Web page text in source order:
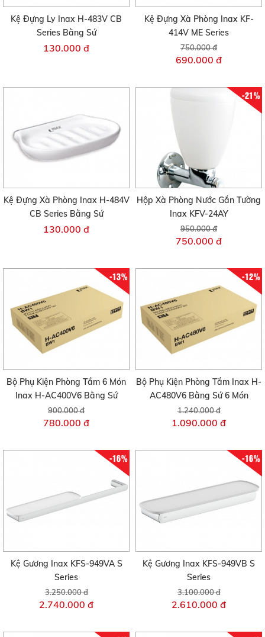
Kệ Đựng Ly Inax H-483V CB
Series Bằng Sứ
130.000 đ
Kệ Đựng Xà Phòng Inax KF-
414V ME Series
750.000 đ
690.000 đ
Kệ Đựng Xà Phòng Inax H-484V
CB Series Bằng Sứ
130.000 đ
-21%
Hộp Xà Phòng Nước Gắn Tường
Inax KFV-24AY
950.000 đ
750.000 đ
-13%
Bộ Phụ Kiện Phòng Tắm 6 Món
Inax H-AC400V6 Bằng Sứ
900.000 đ
780.000 đ
-12%
Bộ Phụ Kiện Phòng Tắm Inax H-
AC480V6 Bằng Sứ 6 Món
1.240.000 đ
1.090.000 đ
-16%
Kệ Gương Inax KFS-949VA S
Series
3.250.000 đ
2.740.000 đ
-16%
Kệ Gương Inax KFS-949VB S
Series
3.100.000 đ
2.610.000 đ